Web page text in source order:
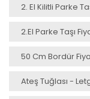
2. El Kilitli Parke
2.el Parke Taşı
50 Cm Bordür
Ateş Tuğlası -